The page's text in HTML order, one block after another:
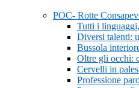
POC- Rotte
Tutti i
Diversi talenti:
Bussola
Oltre gli occhi:
Cervelli in
Professione